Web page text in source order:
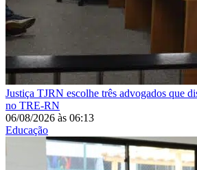
Justiça TJRN escolhe três advogados que
no TRE-RN
06/08/2026 às 06:13
Educação